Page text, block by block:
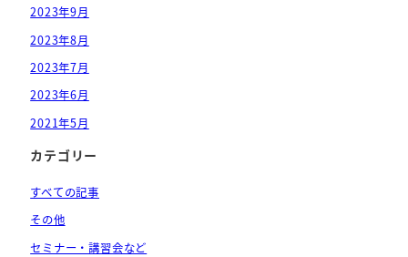
2023年9月
2023年8月
2023年7月
2023年6月
2021年5月
カテゴリー
すべての記事
その他
セミナー・講習会など